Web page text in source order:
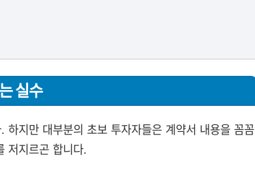
실수
하지만 대부분의 초보 투자자들은 계약서 내용을 꼼꼼
저지르곤 합니다.